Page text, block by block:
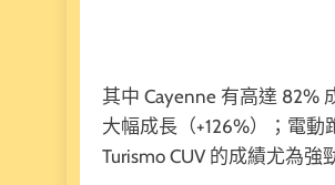
其中 Cayenne 有高達 82%
大幅成長（+126%）；電動
Turismo CUV 的成績尤為強